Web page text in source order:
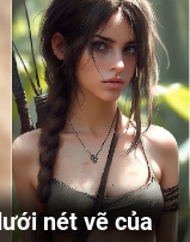
nét vẽ của